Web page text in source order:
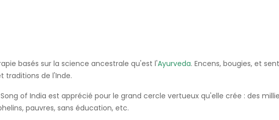
basés sur la science ancestrale qu'est l'Ayurveda. Encens, bougies, et
traditions de l'Inde.
of India est apprécié pour le grand cercle vertueux qu'elle crée : des
pauvres, sans éducation, etc.